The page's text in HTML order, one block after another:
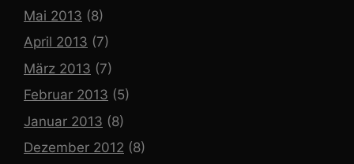
Mai 2013 (8)
April 2013 (7)
März 2013 (7)
Februar 2013 (5)
Januar 2013 (8)
Dezember 2012 (8)